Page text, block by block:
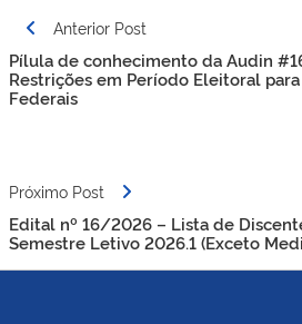
Navegação
de
Post
Anterior Post
Pílula de conhecimento da Audin
Restrições em Período Eleitoral
Federais
Próximo Post
Edital nº 16/2026 – Lista de
Semestre Letivo 2026.1 (Exceto